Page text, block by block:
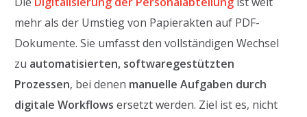
mehr als der Umstieg von Papierakten auf PDF-
Dokumente. Sie umfasst den vollständigen Wechsel
zu automatisierten, softwaregestützten
Prozessen, bei denen manuelle Aufgaben durch
digitale Workflows ersetzt werden. Ziel ist es, nicht